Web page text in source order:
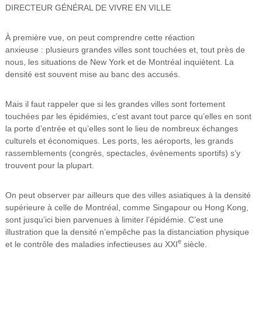
DIRECTEUR GÉNÉRAL DE VIVRE EN VILLE
À première vue, on peut comprendre cette réaction
anxieuse : plusieurs grandes villes sont touchées et, tout près de
nous, les situations de New York et de Montréal inquiètent. La
densité est souvent mise au banc des accusés.
Mais il faut rappeler que si les grandes villes sont fortement
touchées par les épidémies, c’est avant tout parce qu’elles en sont
la porte d’entrée et qu’elles sont le lieu de nombreux échanges
culturels et économiques. Les ports, les aéroports, les grands
rassemblements (congrès, spectacles, évènements sportifs) s’y
trouvent pour la plupart.
On peut observer par ailleurs que des villes asiatiques à la densité
supérieure à celle de Montréal, comme Singapour ou Hong Kong,
sont jusqu’ici bien parvenues à limiter l’épidémie. C’est une
illustration que la densité n’empêche pas la distanciation physique
et le contrôle des maladies infectieuses au XXIesiècle.